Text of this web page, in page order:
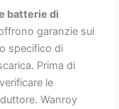
batterie di
garanzie sui
specifico di
Prima di
le
Wanroy